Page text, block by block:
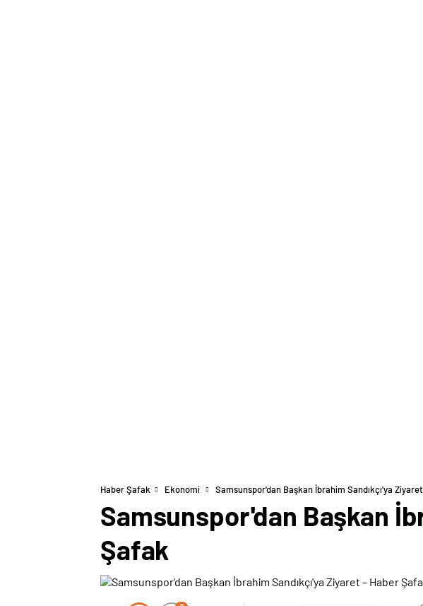
Haber Şafak Ekonomi Samsunspor'dan Başkan İbrahim Sandıkçı'ya
Samsunspor'dan Başkan
Şafak